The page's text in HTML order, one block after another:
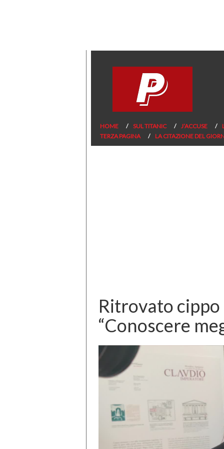
HOME SUL TITANIC J’ACCUSE
TERZA PAGINA
LA CITAZIONE DEL
Ritrovato cippo
“Conoscere